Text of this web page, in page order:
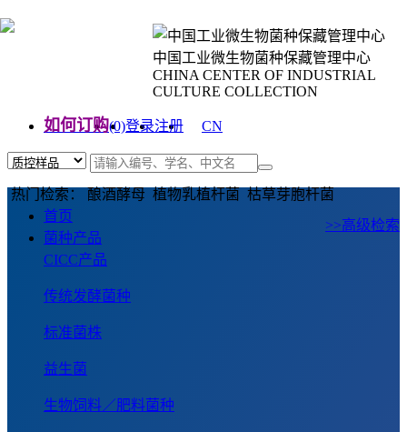
中国工业微生物菌种保藏管理中心
CHINA CENTER OF INDUSTRIAL
CULTURE COLLECTION
如何订购(0)登录注册
CN
热门检索： 酿酒酵母 植物乳植杆菌 枯草芽胞杆菌
>>高级检索
首页
菌种产品
CICC产品
传统发酵菌种
标准菌株
益生菌
生物饲料／肥料菌种